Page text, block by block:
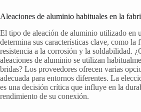
Aleaciones de aluminio habituales en la
El tipo de aleación de aluminio utilizado en
determina sus características clave, como la
resistencia a la corrosión y la soldabilidad.
aleaciones de aluminio se utilizan
bridas? Los proveedores ofrecen varias
adecuada para entornos diferentes. La
es una decisión crítica que influye en la
rendimiento de su conexión.